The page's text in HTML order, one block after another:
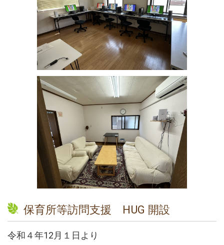
保育所等訪問支援 HUG 開設
令和４年12月１日より